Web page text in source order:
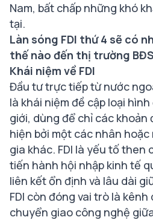
Nam, bất chấp những khó
tại.
Làn sóng FDI thứ 4 sẽ có
thế nào đến thị trường
Khái niệm về FDI
Đầu tư trực tiếp từ nước
là khái niệm đề cập loại
giới, dùng để chỉ các
hiện bởi một các nhân
gia khác. FDI là yếu tố
tiến hành hội nhập kinh tế
liên kết ổn định và lâu dài
FDI còn đóng vai trò là
chuyển giao công nghệ